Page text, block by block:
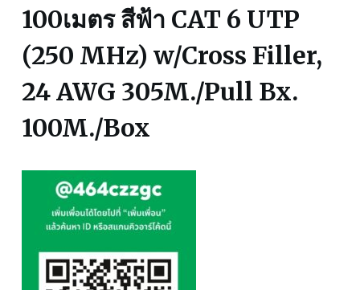
100เมตร สีฟ้า CAT 6 UTP
(250 MHz) w/Cross Filler,
24 AWG 305M./Pull Bx.
100M./Box